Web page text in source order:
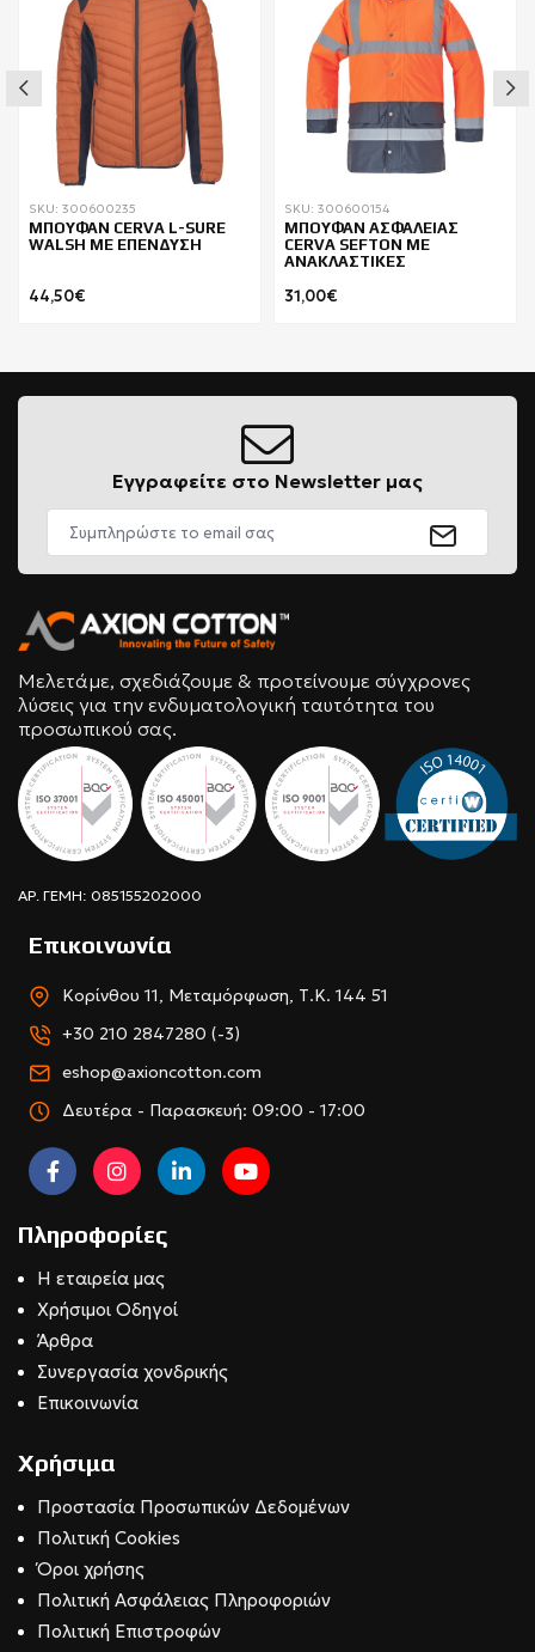
SKU: 300600235
ΜΠΟΥΦΑΝ CERVA L-SURE
WALSH ΜΕ ΕΠΕΝΔΥΣΗ
44,50€
SKU: 300600154
ΜΠΟΥΦΑΝ ΑΣΦΑΛΕΙΑΣ
CERVA SEFTON ΜΕ
ΑΝΑΚΛΑΣΤΙΚΕΣ
31,00€
Εγγραφείτε στο Newsletter μας
Μελετάμε, σχεδιάζουμε & προτείνουμε σύγχρονες
λύσεις για την ενδυματολογική ταυτότητα του
προσωπικού σας.
ΑΡ. ΓΕΜΗ: 085155202000
Επικοινωνία
Κορίνθου 11, Μεταμόρφωση, Τ.Κ. 144 51
+30 210 2847280 (-3)
eshop@axioncotton.com
Δευτέρα - Παρασκευή: 09:00 - 17:00
Πληροφορίες
Η εταιρεία μας
Χρήσιμοι Οδηγοί
Άρθρα
Συνεργασία χονδρικής
Επικοινωνία
Χρήσιμα
Προστασία Προσωπικών Δεδομένων
Πολιτική Cookies
Όροι χρήσης
Πολιτική Ασφάλειας Πληροφοριών
Πολιτική Επιστροφών